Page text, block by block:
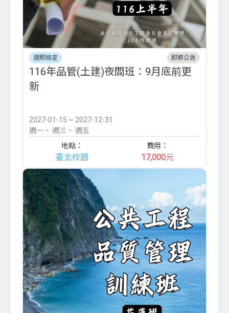
證照檢定 即將公告
116年品管(土建)夜間班：9月底前更
新
2027-01-15 ~ 2027-12-31
週一
週三
週五
地點：
臺北校園
費用：
17,000元